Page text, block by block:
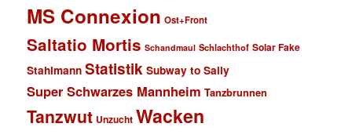
MS Connexion Ost+Front
Saltatio Mortis Schandmaul Schlachthof Solar Fake
Stahlmann Statistik Subway to Sally
Super Schwarzes Mannheim Tanzbrunnen
Tanzwut Unzucht Wacken